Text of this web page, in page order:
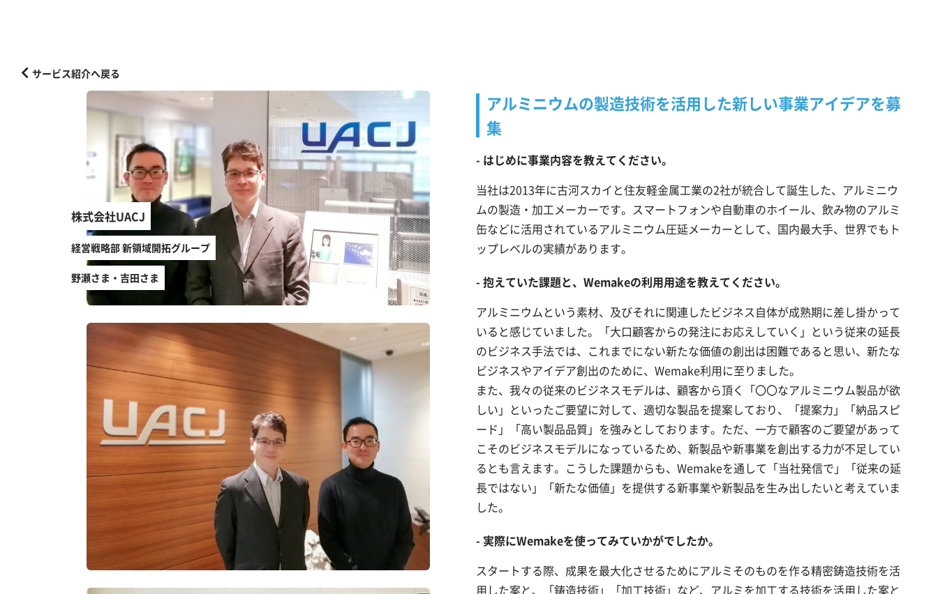
サービス紹介へ戻る
株式会社UACJ
経営戦略部 新領域開拓グループ
野瀬さま・吉田さま
アルミニウムの製造技術を活用した新しい事業アイデアを募
集
はじめに事業内容を教えてください。
当社は2013年に古河スカイと住友軽金属工業の2社が統合して誕生した、アルミニウ
ムの製造・加工メーカーです。スマートフォンや自動車のホイール、飲み物のアルミ
缶などに活用されているアルミニウム圧延メーカーとして、国内最大手、世界でもト
ップレベルの実績があります。
抱えていた課題と、Wemakeの利用用途を教えてください。
アルミニウムという素材、及びそれに関連したビジネス自体が成熟期に差し掛かって
いると感じていました。「大口顧客からの発注にお応えしていく」という従来の延長
のビジネス手法では、これまでにない新たな価値の創出は困難であると思い、新たな
ビジネスやアイデア創出のために、Wemake利用に至りました。
また、我々の従来のビジネスモデルは、顧客から頂く「〇〇なアルミニウム製品が欲
しい」といったご要望に対して、適切な製品を提案しており、「提案力」「納品スピ
ード」「高い製品品質」を強みとしております。ただ、一方で顧客のご要望があって
こそのビジネスモデルになっているため、新製品や新事業を創出する力が不足してい
るとも言えます。こうした課題からも、Wemakeを通して「当社発信で」「従来の延
長ではない」「新たな価値」を提供する新事業や新製品を生み出したいと考えていま
した。
実際にWemakeを使ってみていかがでしたか。
スタートする際、成果を最大化させるためにアルミそのものを作る精密鋳造技術を活
用した案と、「鋳造技術」「加工技術」など、アルミを加工する技術を活用した案と